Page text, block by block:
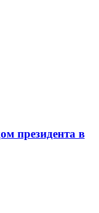
президента в